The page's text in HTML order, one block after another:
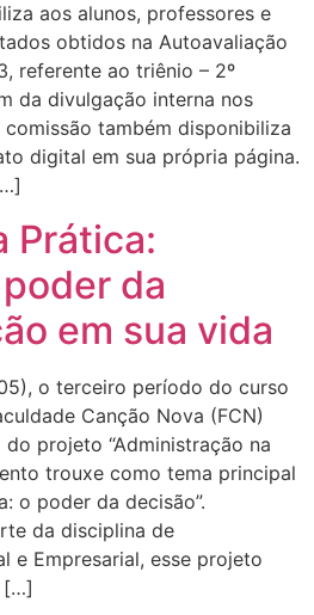
aos alunos, professores e
obtidos na Autoavaliação
referente ao triênio – 2º
da divulgação interna nos
comissão também disponibiliza
digital em sua própria página.
Prática:
da
em sua vida
o terceiro período do curso
Canção Nova (FCN)
projeto “Administração na
trouxe como tema principal
o poder da decisão”.
da disciplina de
e Empresarial, esse projeto
[…]